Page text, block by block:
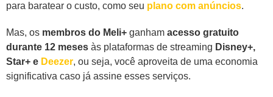
para baratear o custo, como seu plano com anúncios.
Mas, os membros do Meli+ ganham acesso gratuito
durante 12 meses às plataformas de streaming Disney+,
Star+ e Deezer, ou seja, você aproveita de uma economia
significativa caso já assine esses serviços.